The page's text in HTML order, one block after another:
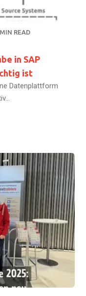
MIN READ
in SAP
ist
Datenplattform